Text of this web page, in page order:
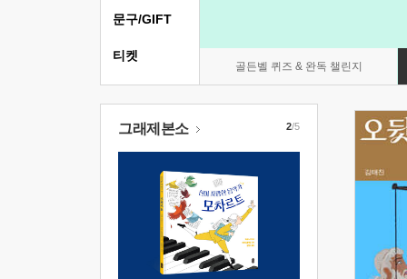
골든벨 퀴즈 & 완독 챌린지
문구/GIFT
티켓
그래제본소 2/5